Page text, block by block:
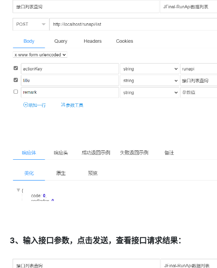
3、输入接口参数，点击发送，查看接口请求结果：